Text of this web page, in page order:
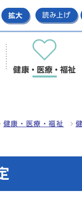
拡大 読み上げ
健康・医療・福祉
健康・医療・福祉